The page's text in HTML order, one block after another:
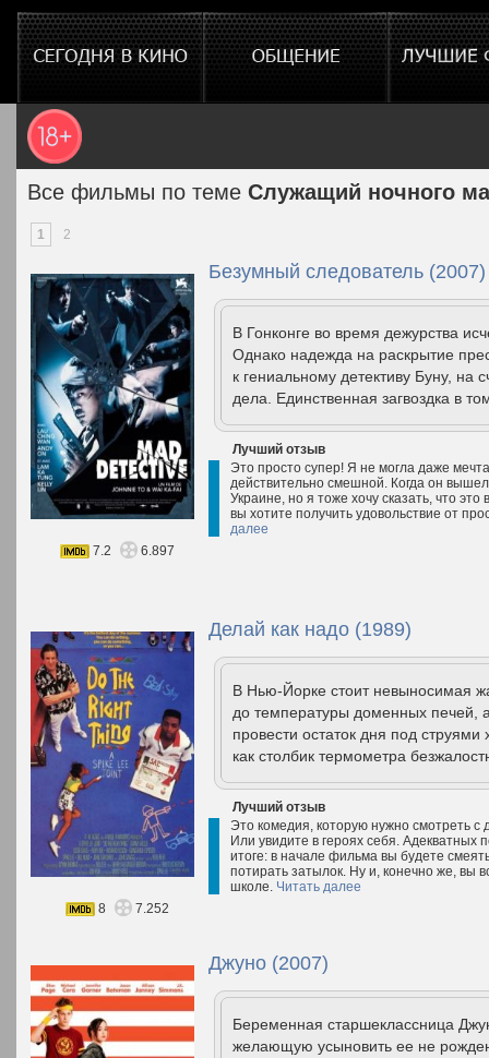
Все фильмы по теме Служащий ночного
1 2
Безумный следователь (2007)
В Гонконге во время дежурства
Однако надежда на раскрытие
к гениальному детективу Буну, на
дела. Единственная загвоздка в
Лучший отзыв
Это просто супер! Я не могла даже
действительно смешной. Когда он
Украине, но я тоже хочу сказать, что
вы хотите получить удовольствие от
далее
7.2
6.897
Делай как надо (1989)
В Нью-Йорке стоит невыносимая
до температуры доменных печей,
провести остаток дня под
как столбик термометра
Лучший отзыв
Это комедия, которую нужно смотреть с
Или увидите в героях себя.
итоге: в начале фильма вы будете
потирать затылок. Ну и, конечно же, вы
школе. Читать далее
8
7.252
Джуно (2007)
Беременная старшеклассница
желающую усыновить ее не